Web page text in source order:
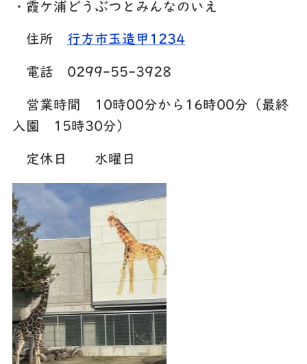
・霞ケ浦どうぶつとみんなのいえ
住所 行方市玉造甲1234
電話 0299-55-3928
営業時間 10時00分から16時00分（最終
入園 15時30分）
定休日 水曜日